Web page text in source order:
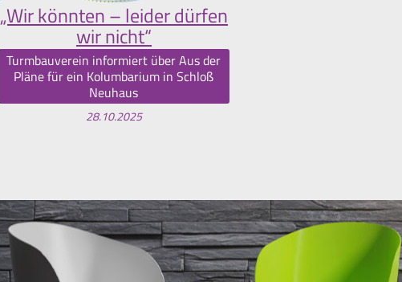
„Wir könnten – leider dürfen
wir nicht“
Turmbauverein informiert über Aus der
Pläne für ein Kolumbarium in Schloß
Neuhaus
28.10.2025